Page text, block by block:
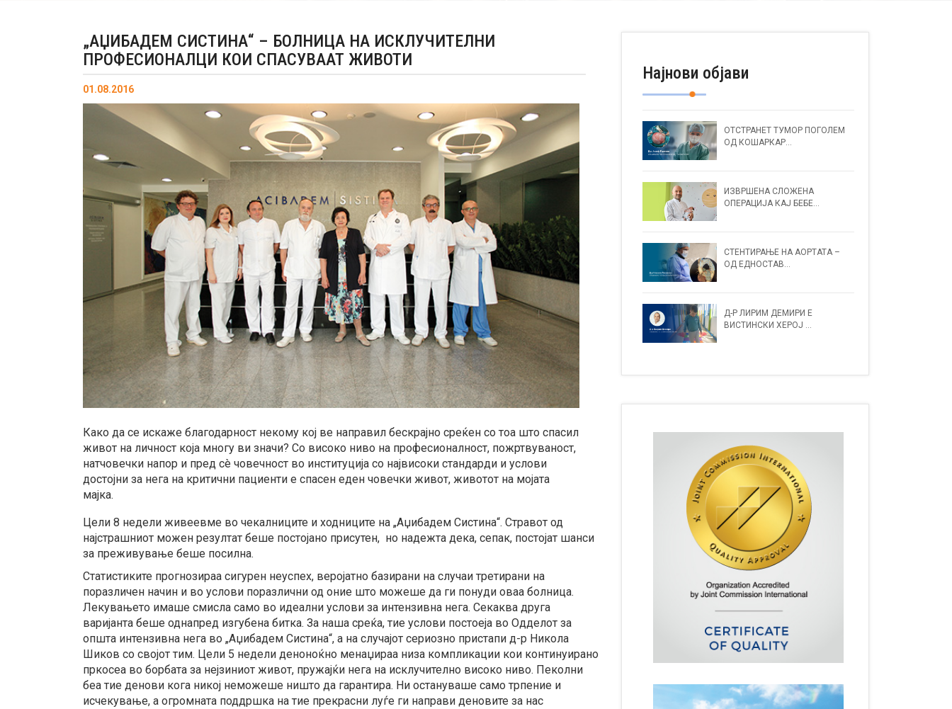
„АЏИБАДЕМ СИСТИНА“ – БОЛНИЦА НА ИСКЛУЧИТЕЛНИ
ПРОФЕСИОНАЛЦИ КОИ СПАСУВААТ ЖИВОТИ
01.08.2016
Како да се искаже благодарност некому кој ве направил бескрајно среќен со тоа што спасил
живот на личност која многу ви значи? Со високо ниво на професионалност, пожртвуваност,
натчовечки напор и пред сè човечност во институција со највисоки стандарди и услови
достојни за нега на критични пациенти е спасен еден човечки живот, животот на мојата
мајка.
Цели 8 недели живеевме во чекалниците и ходниците на „Аџибадем Систина“. Стравот од
најстрашниот можен резултат беше постојано присутен, но надежта дека, сепак, постојат шанси
за преживување беше посилна.
Статистиките прогнозираа сигурен неуспех, веројатно базирани на случаи третирани на
поразличен начин и во услови поразлични од оние што можеше да ги понуди оваа болница.
Лекувањето имаше смисла само во идеални услови за интензивна нега. Секаква друга
варијанта беше однапред изгубена битка. За наша среќа, тие услови постоеја во Одделот за
општа интензивна нега во „Аџибадем Систина“, а на случајот сериозно пристапи д-р Никола
Шиков со својот тим. Цели 5 недели деноноќно менаџираа низа компликации кои континуирано
пркосеа во борбата за нејзиниот живот, пружајќи нега на исклучително високо ниво. Пеколни
беа тие денови кога никој неможеше ништо да гарантира. Ни остануваше само трпение и
исчекување, а огромната поддршка на тие прекрасни луѓе ги направи деновите за нас
Најнови објави
ОТСТРАНЕТ ТУМОР ПОГОЛЕМ
ОД КОШАРКАР...
ИЗВРШЕНА СЛОЖЕНА
ОПЕРАЦИЈА КАЈ БЕБЕ...
СТЕНТИРАЊЕ НА АОРТАТА –
ОД ЕДНОСТАВ...
Д-Р ЛИРИМ ДЕМИРИ Е
ВИСТИНСКИ ХЕРОЈ ...